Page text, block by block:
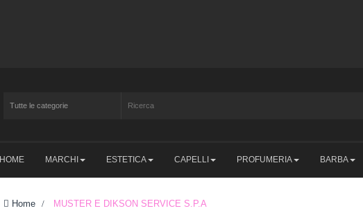
HOME MARCHI ESTETICA CAPELLI PROFUMERIA BARBA
Home > MUSTER E DIKSON SERVICE S.P.A